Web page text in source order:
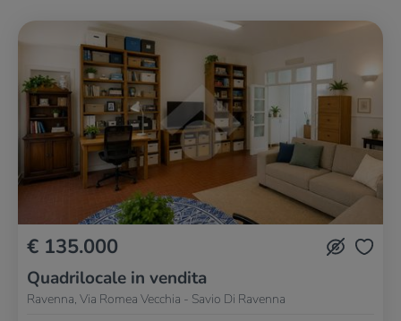
€ 135.000
Quadrilocale in vendita
Ravenna, Via Romea Vecchia - Savio Di Ravenna